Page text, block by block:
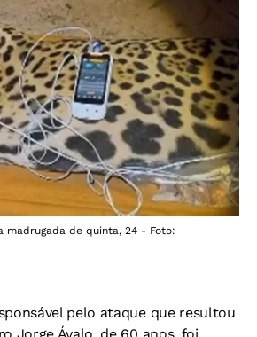
madrugada de quinta, 24 - Foto:
pelo ataque que resultou